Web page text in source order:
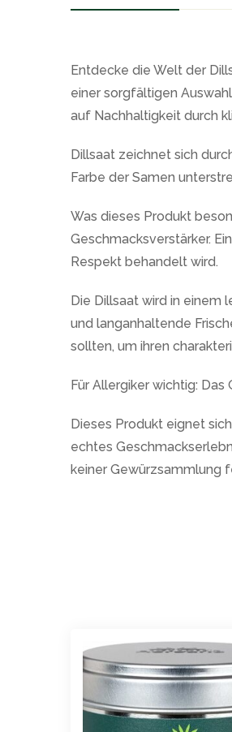
Entdecke die Welt der
einer sorgfältigen
auf Nachhaltigkeit durch
Dillsaat zeichnet sich
Farbe der Samen
Was dieses Produkt
Geschmacksverstärker.
Respekt behandelt wird.
Die Dillsaat wird in einem
und langanhaltende
sollten, um ihren
Für Allergiker wichtig:
Dieses Produkt eignet
echtes
keiner Gewürzsammlung